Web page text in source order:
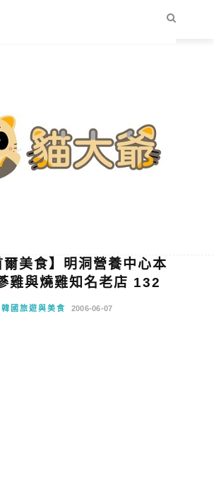
爾美食】明洞營養中心本
雞與燒雞知名老店 132
韓國旅遊與美食 2006-06-07